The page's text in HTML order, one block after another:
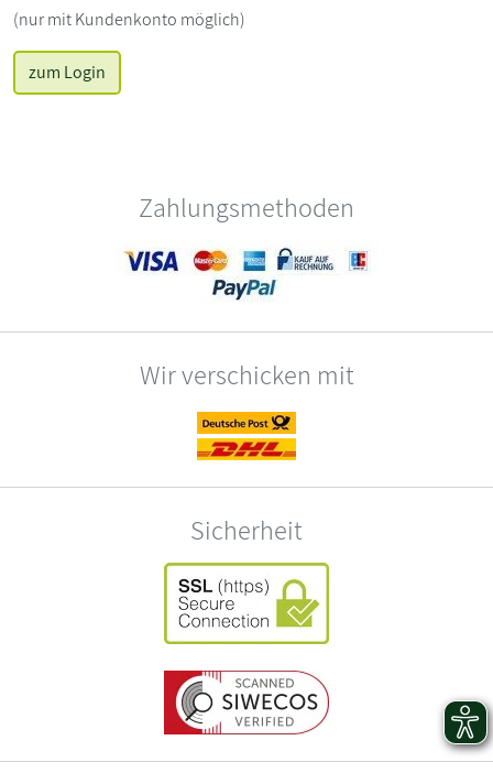
(nur mit Kundenkonto möglich)
zum Login
Zahlungsmethoden
Wir verschicken mit
Sicherheit